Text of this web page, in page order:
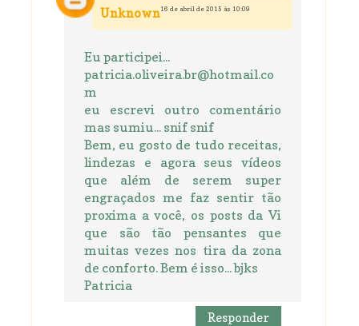
Unknown16 de abril de 2015 às 10:09
Eu participei...
patricia.oliveira.br@hotmail.co
m
eu escrevi outro comentário
mas sumiu... snif snif
Bem, eu gosto de tudo receitas,
lindezas e agora seus vídeos
que além de serem super
engraçados me faz sentir tão
proxima a você, os posts da Vi
que são tão pensantes que
muitas vezes nos tira da zona
de conforto. Bem é isso... bjks
Patricia
Responder